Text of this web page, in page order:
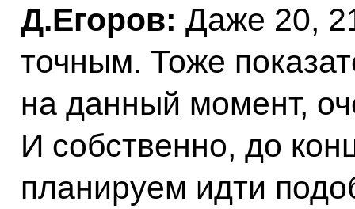
Д.Егоров: Даже 20,
точным. Тоже
на данный момент,
И собственно, до
планируем идти